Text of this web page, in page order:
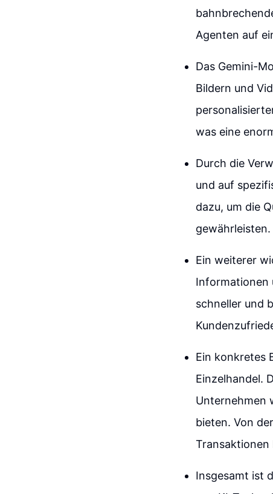
Agenten auf
Das Gemini-
Bildern und
was eine
Durch die
und auf
dazu, um die
gewährleisten.
Ein weiterer
Informationen
schneller und
Ein konkretes
Einzelhandel.
Unternehmen
bieten. Von
Insgesamt ist